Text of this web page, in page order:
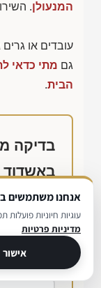
המנעולן.
עובדים או
גם מתי כדאי
הבית.
בדיקה
בחרו את
ראשונית.
ננעלתי
אנחנו משתמשים
עוגיות חיוניות
מדיניות פרטיות
אישור